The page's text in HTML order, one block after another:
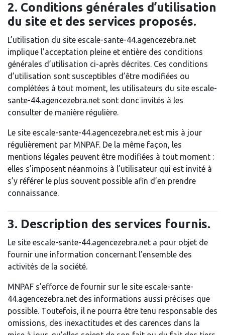
2. Conditions générales d’utilisation
du site et des services proposés.
L’utilisation du site escale-sante-44.agencezebra.net
implique l’acceptation pleine et entière des conditions
générales d’utilisation ci-après décrites. Ces conditions
d’utilisation sont susceptibles d’être modifiées ou
complétées à tout moment, les utilisateurs du site escale-
sante-44.agencezebra.net sont donc invités à les
consulter de manière régulière.
Le site escale-sante-44.agencezebra.net est mis à jour
régulièrement par MNPAF. De la même façon, les
mentions légales peuvent être modifiées à tout moment :
elles s’imposent néanmoins à l’utilisateur qui est invité à
s’y référer le plus souvent possible afin d’en prendre
connaissance.
3. Description des services fournis.
Le site escale-sante-44.agencezebra.net a pour objet de
fournir une information concernant l’ensemble des
activités de la société.
MNPAF s’efforce de fournir sur le site escale-sante-
44.agencezebra.net des informations aussi précises que
possible. Toutefois, il ne pourra être tenu responsable des
omissions, des inexactitudes et des carences dans la